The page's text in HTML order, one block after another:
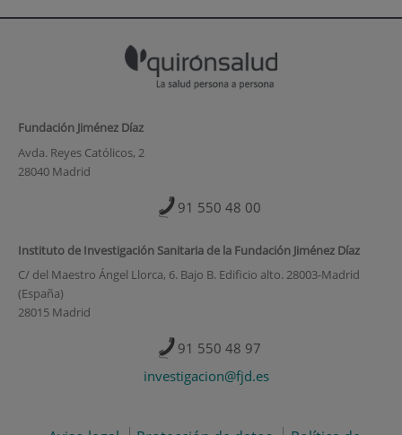
Fundación Jiménez Díaz
Avda. Reyes Católicos, 2
28040 Madrid
91 550 48 00
Instituto de Investigación Sanitaria de la Fundación Jiménez Díaz
C/ del Maestro Ángel Llorca, 6. Bajo B. Edificio alto. 28003-Madrid
(España)
28015 Madrid
91 550 48 97
investigacion@fjd.es